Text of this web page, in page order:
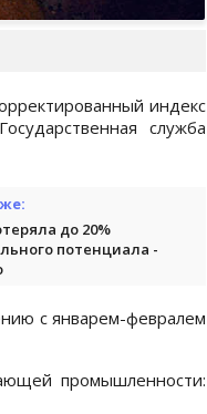
индекс
служба
до 20%
потенциала -
с январем-февралем
промышленности: